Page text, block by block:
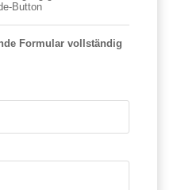
Button
Formular vollständig